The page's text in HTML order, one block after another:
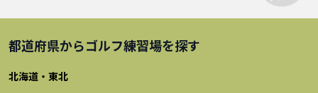
都道府県からゴルフ練習場を探す
北海道・東北